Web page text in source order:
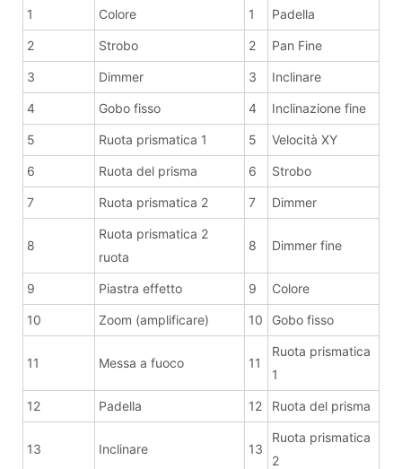
1 Colore 1 Padella
2 Strobo 2 Pan Fine
3 Dimmer 3 Inclinare
4 Gobo fisso 4 Inclinazione fine
5 Ruota prismatica 1 5 Velocità XY
6 Ruota del prisma 6 Strobo
7 Ruota prismatica 2 7 Dimmer
8
Ruota prismatica 2
ruota
8 Dimmer fine
9 Piastra effetto 9 Colore
10 Zoom (amplificare) 10 Gobo fisso
11 Messa a fuoco 11
Ruota prismatica
1
12 Padella 12 Ruota del prisma
13 Inclinare 13
Ruota prismatica
2